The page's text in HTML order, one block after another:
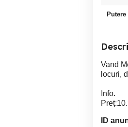
Vand
locuri,
Info.
ID